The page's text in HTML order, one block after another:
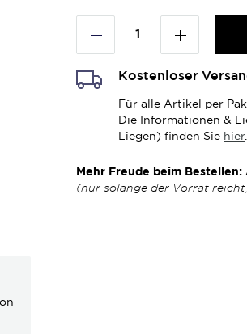
Kostenloser
Für alle Artikel per
Die Informationen &
Liegen) finden Sie hier.
Mehr Freude beim
(nur solange der Vorrat